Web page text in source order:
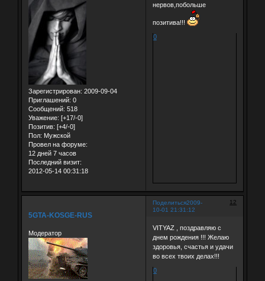
Зарегистрирован: 2009-09-04
Приглашений: 0
Сообщений: 518
Уважение: [+17/-0]
Позитив: [+4/-0]
Пол: Мужской
Провел на форуме:
12 дней 7 часов
Последний визит:
2012-05-14 00:31:18
нервов,побольше
позитива!!!
0
Поделиться 12
2009-
10-01 21:31:12
5GTA-KOSGE-RUS
Модератор
VITYAZ , поздравляю с
днем рождения !!! Желаю
здоровья, счастья и удачи
во всех твоих делах!!!
0